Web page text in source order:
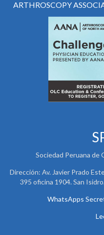
ARTHROSCOPY
Sociedad Peruana de
Dirección: Av. Javier Prado
395 oficina 1904. San
WhatsApps